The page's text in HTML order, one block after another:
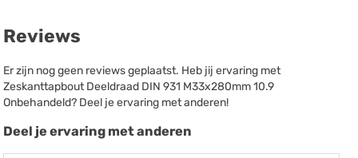
Reviews
Er zijn nog geen reviews geplaatst. Heb jij ervaring met
Zeskanttapbout Deeldraad DIN 931 M33x280mm 10.9
Onbehandeld? Deel je ervaring met anderen!
Deel je ervaring met anderen